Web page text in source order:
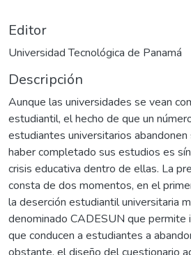
Editor
Universidad Tecnológica de Panamá
Descripción
Aunque las universidades se vean
estudiantil, el hecho de que un
estudiantes universitarios abandonen
haber completado sus estudios es
crisis educativa dentro de ellas. La
consta de dos momentos, en el
la deserción estudiantil universitaria
denominado CADESUN que permite
que conducen a estudiantes a